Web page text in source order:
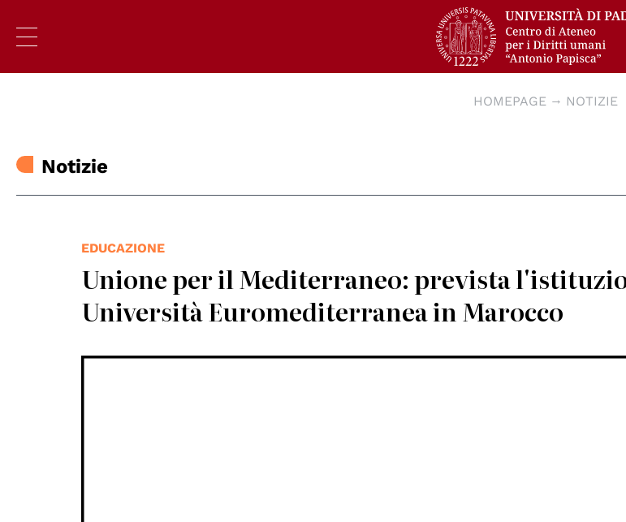
HOMEPAGE NOTIZIE
Notizie
EDUCAZIONE
Unione per il Mediterraneo: prevista
Università Euromediterranea in Marocco